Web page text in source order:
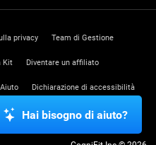
privacy Team di Gestione
Kit Diventare un affiliato
Aiuto Dichiarazione di accessibilità
FiduciaHai bisogno di aiuto?